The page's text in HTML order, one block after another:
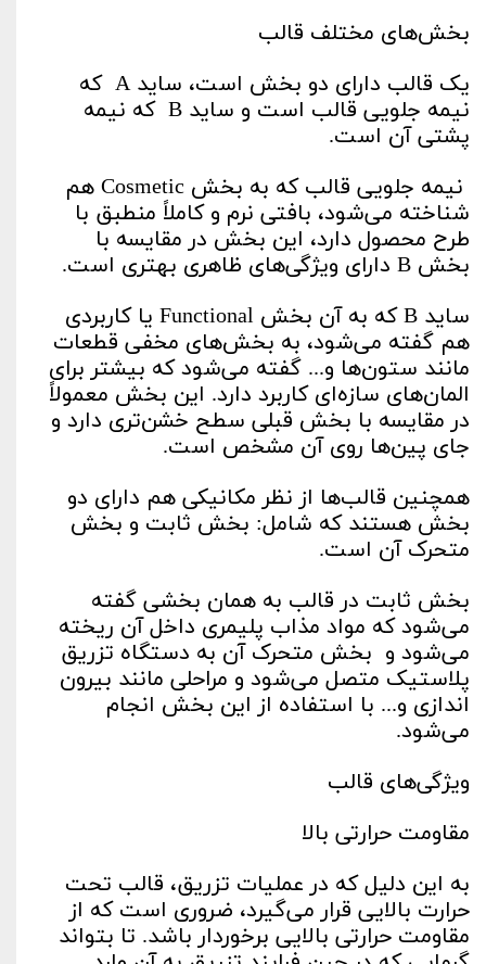
بخش‌های مختلف قالب
یک قالب دارای دو بخش است، ساید A که
نیمه جلویی قالب است و ساید B که نیمه
پشتی آن است.
نیمه جلویی قالب که به بخش Cosmetic هم
شناخته می‌شود، بافتی نرم و کاملاً منطبق با
طرح محصول دارد، این بخش در مقایسه با
بخش B دارای ویژگی‌های ظاهری بهتری است.
ساید B که به آن بخش Functional یا کاربردی
هم گفته می‌شود، به بخش‌های مخفی قطعات
مانند ستون‌ها و... گفته می‌شود که بیشتر برای
المان‌های سازه‌ای کاربرد دارد. این بخش معمولاً
در مقایسه با بخش قبلی سطح خشن‌تری دارد و
جای پین‌ها روی آن مشخص است.
همچنین قالب‌ها از نظر مکانیکی هم دارای دو
بخش هستند که شامل: بخش ثابت و بخش
متحرک آن است.
بخش ثابت در قالب به همان بخشی گفته
می‌شود که مواد مذاب پلیمری داخل آن ریخته
می‌شود و بخش متحرک آن به دستگاه تزریق
پلاستیک متصل می‌شود و مراحلی مانند بیرون
اندازی و... با استفاده از این بخش انجام
می‌شود.
ویژگی‌های قالب
مقاومت حرارتی بالا
به این دلیل که در عملیات تزریق، قالب تحت
حرارت بالایی قرار می‌گیرد، ضروری است که از
مقاومت حرارتی بالایی برخوردار باشد. تا بتواند